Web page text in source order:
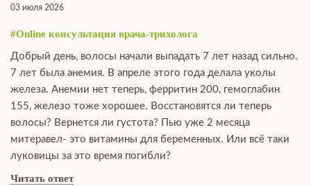
03 июля 2026
#Online консультация врача-трихолога
Добрый день, волосы начали выпадать 7 лет назад сильно.
7 лет была анемия. В апреле этого года делала уколы
железа. Анемии нет теперь, ферритин 200, гемоглабин
155, железо тоже хорошее. Восстановятся ли теперь
волосы? Вернется ли густота? Пью уже 2 месяца
митеравел- это витамины для беременных. Или всё таки
луковицы за это время погибли?
Читать ответ